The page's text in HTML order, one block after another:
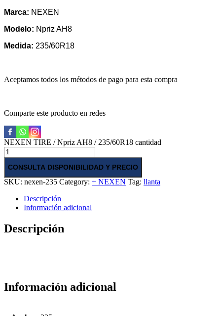
Marca: NEXEN
Modelo: Npriz AH8
Medida: 235/60R18
Aceptamos todos los métodos de pago para esta compra
Comparte este producto en redes
NEXEN TIRE / Npriz AH8 / 235/60R18 cantidad
CONSULTA DISPONIBILIDAD Y PRECIO
SKU: nexen-235 Category: + NEXEN Tag: llanta
Descripción
Información adicional
Descripción
Información adicional